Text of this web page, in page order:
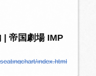
| 帝国劇場 IMP
index.html